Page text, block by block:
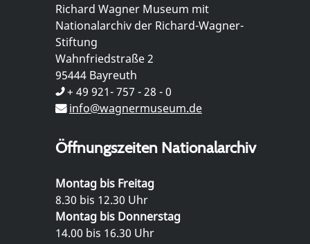
Richard Wagner Museum mit
Nationalarchiv der Richard-Wagner-
Stiftung
Wahnfriedstraße 2
95444 Bayreuth
+ 49 921- 757 - 28 - 0
info@wagnermuseum.de
Öffnungszeiten Nationalarchiv
Montag bis Freitag
8.30 bis 12.30 Uhr
Montag bis Donnerstag
14.00 bis 16.30 Uhr